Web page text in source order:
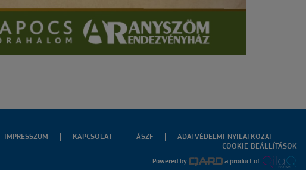
IMPRESSZUM KAPCSOLAT ÁSZF
ADATVÉDELMI NYILATKOZAT
COOKIE BEÁLLÍTÁSOK
Powered by a product of